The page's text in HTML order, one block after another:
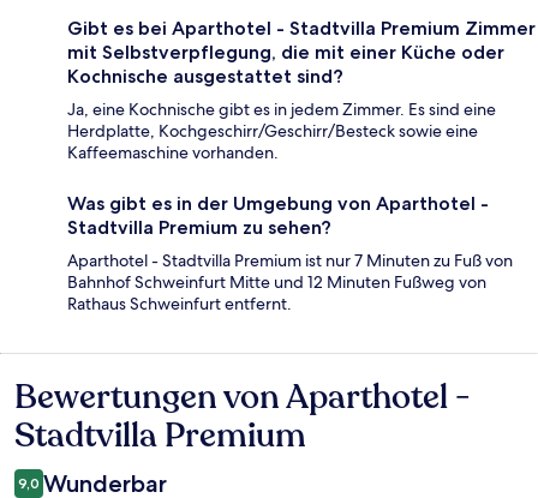
Gibt es bei Aparthotel - Stadtvilla Premium Zimmer
mit Selbstverpflegung, die mit einer Küche oder
Kochnische ausgestattet sind?
Ja, eine Kochnische gibt es in jedem Zimmer. Es sind eine
Herdplatte, Kochgeschirr/Geschirr/Besteck sowie eine
Kaffeemaschine vorhanden.
Was gibt es in der Umgebung von Aparthotel -
Stadtvilla Premium zu sehen?
Aparthotel - Stadtvilla Premium ist nur 7 Minuten zu Fuß von
Bahnhof Schweinfurt Mitte und 12 Minuten Fußweg von
Rathaus Schweinfurt entfernt.
Bewertungen
Bewertungen von Aparthotel -
Stadtvilla Premium
9,0 Wunderbar